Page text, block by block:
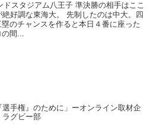
スタジアム八王子 準決勝の相手はここ
好調な東海大。 先制したのは中大。四
のチャンスを作ると本日４番に座った
の間...
選手権』のために」ーオンライン取材企
ラグビー部